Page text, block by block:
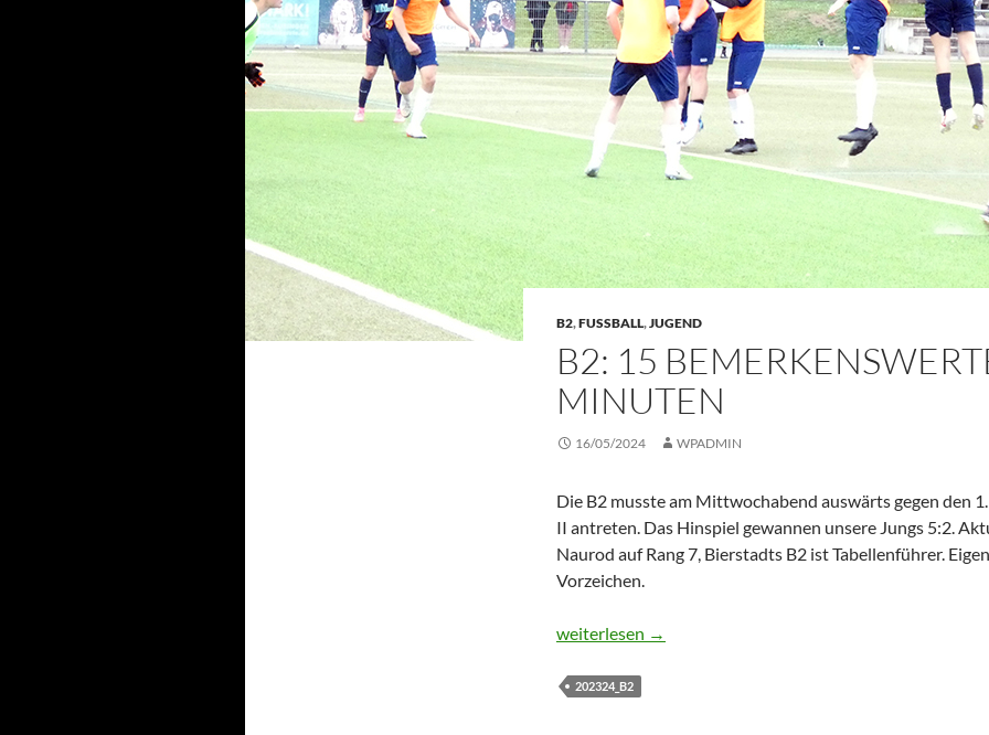
B2,FUSSBALL,JUGEND
B2: 15
MINUTEN
16/05/2024 WPADMIN
Die B2 musste am Mittwochabend auswärts gegen den
II antreten. Das Hinspiel gewannen unsere Jungs 5:2.
Naurod auf Rang 7, Bierstadts B2 ist Tabellenführer.
Vorzeichen.
B2: 15 bemerkenswerte Minuten
weiterlesen →
202324_B2